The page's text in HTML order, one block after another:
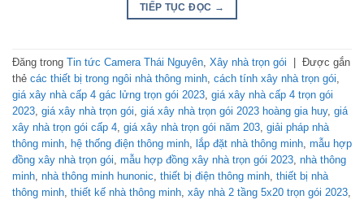
TIẾP TỤC ĐỌC →
Đăng trong Tin tức Camera Thái Nguyên, Xây nhà trọn gói
Được gắn
thẻ các thiết bị trong ngôi nhà thông minh, cách tính xây nhà trọn gói,
giá xây nhà cấp 4 gác lửng trọn gói 2023, giá xây nhà cấp 4 trọn gói
2023, giá xây nhà trọn gói, giá xây nhà trọn gói 2023 hoàng gia huy, giá
xây nhà trọn gói cấp 4, giá xây nhà trọn gói năm 203, giải pháp nhà
thông minh, hệ thống điện thông minh, lắp đặt nhà thông minh, mẫu hợp
đồng xây nhà trọn gói, mẫu hợp đồng xây nhà trọn gói 2023, nhà thông
minh, nhà thông minh hunonic, thiết bị điện thông minh, thiết bị nhà
thông minh, thiết kế nhà thông minh, xây nhà 2 tầng 5x20 trọn gói 2023,